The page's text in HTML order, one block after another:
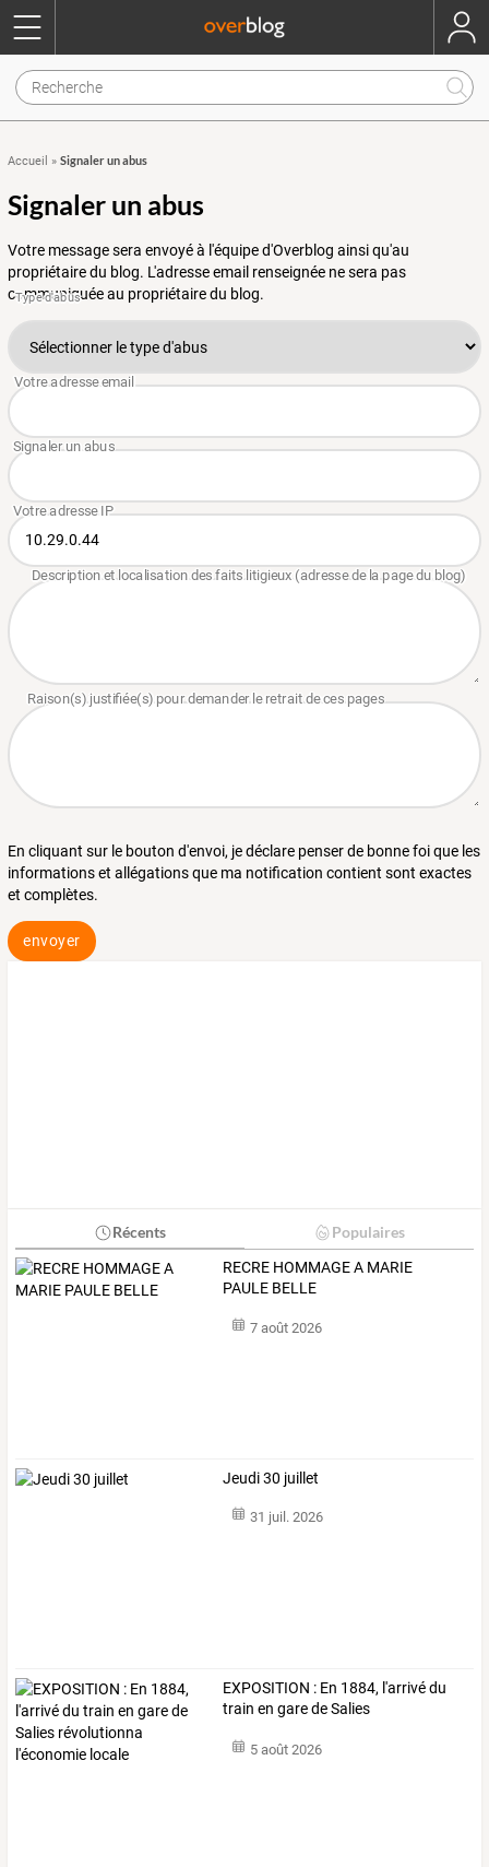
Accueil » Signaler un abus
Signaler un abus
Votre message sera envoyé à l'équipe d'Overblog ainsi qu'au
propriétaire du blog. L'adresse email renseignée ne sera pas
communiquée au propriétaire du blog.
En cliquant sur le bouton d'envoi, je déclare penser de bonne foi que les
informations et allégations que ma notification contient sont exactes
et complètes.
envoyer
Récents Populaires
RECRE HOMMAGE A MARIE
PAULE BELLE
7 août 2026
Jeudi 30 juillet
31 juil. 2026
EXPOSITION : En 1884, l'arrivédu
train en garedeSalies
5 août 2026